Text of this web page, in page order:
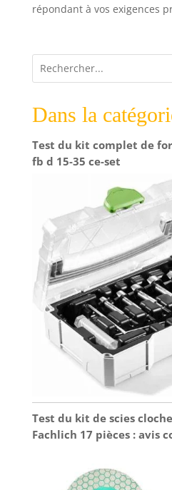
répondant à vos exigences
Dans la
Test du kit complet de
fb d 15-35 ce-set
Test du kit de scies
Fachlich 17 pièces : avis